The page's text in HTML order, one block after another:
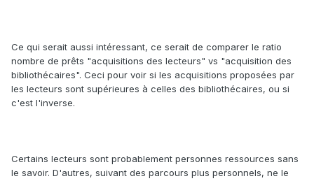
Ce qui serait aussi intéressant, ce serait de comparer le ratio
nombre de prêts "acquisitions des lecteurs" vs "acquisition des
bibliothécaires". Ceci pour voir si les acquisitions proposées par
les lecteurs sont supérieures à celles des bibliothécaires, ou si
c'est l'inverse.
Certains lecteurs sont probablement personnes ressources sans
le savoir. D'autres, suivant des parcours plus personnels, ne le